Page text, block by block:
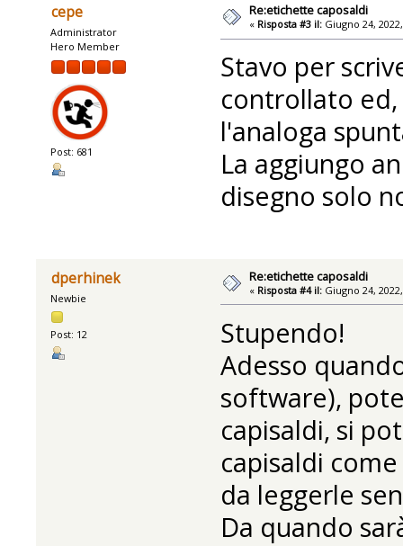
cepe
Administrator
Hero Member
Post: 681
Re:etichette caposaldi
« Risposta #3 il: Giugno 24,
Stavo per
controllato
l'analoga
La aggiungo
disegno solo
dperhinek
Newbie
Post: 12
Re:etichette caposaldi
« Risposta #4 il: Giugno 24,
Stupendo!
Adesso
software),
capisaldi, si
capisaldi
da leggerle
Da quando